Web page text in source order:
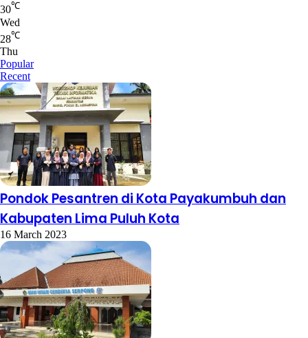
30℃
Wed
28℃
Thu
Popular
Recent
Pondok Pesantren di Kota Payakumbuh dan
Kabupaten Lima Puluh Kota
16 March 2023